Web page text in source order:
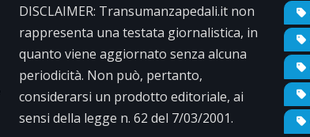
DISCLAIMER: Transumanzapedali.it non
rappresenta una testata giornalistica, in
quanto viene aggiornato senza alcuna
periodicità. Non può, pertanto,
considerarsi un prodotto editoriale, ai
sensi della legge n. 62 del 7/03/2001.